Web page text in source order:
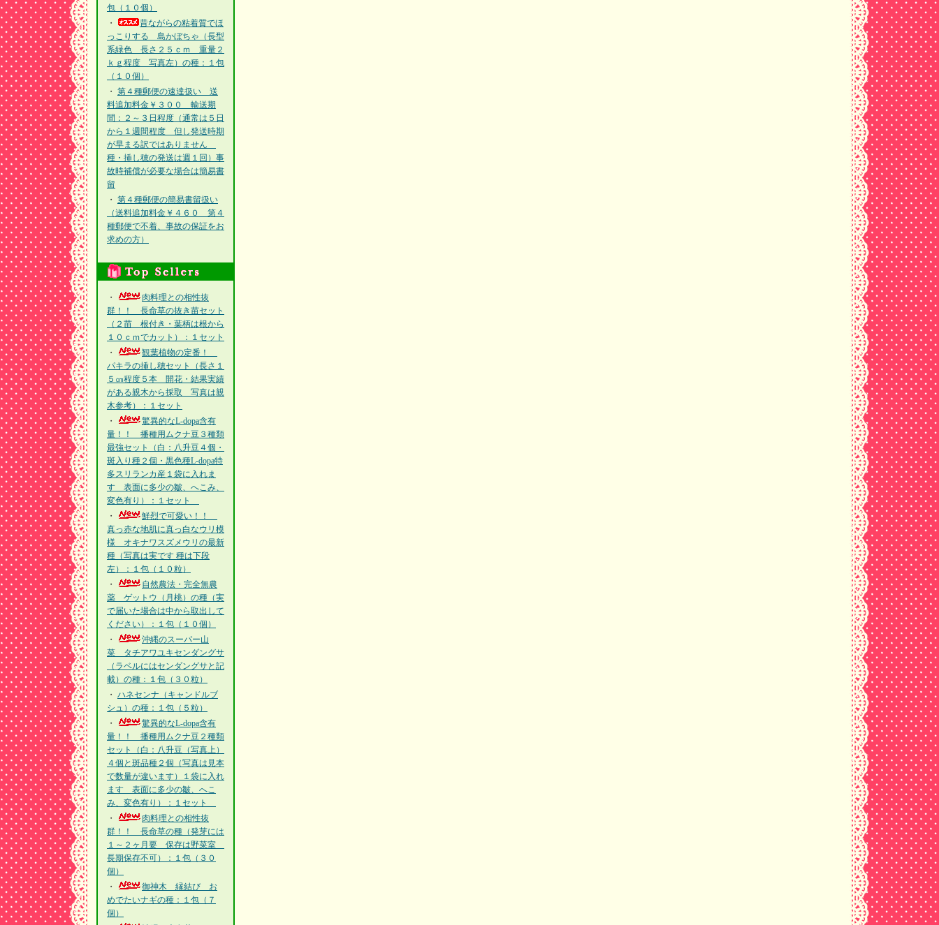
包（１０個）
・
昔ながらの粘着質でほ
っこりする 島かぼちゃ（長型
系緑色 長さ２５ｃｍ 重量２
ｋｇ程度 写真左）の種：１包
（１０個）
・ 第４種郵便の速達扱い 送
料追加料金￥３００ 輸送期
間：２～３日程度（通常は５日
から１週間程度 但し発送時期
が早まる訳ではありません
種・挿し穂の発送は週１回）事
故時補償が必要な場合は簡易書
留
・ 第４種郵便の簡易書留扱い
（送料追加料金￥４６０ 第４
種郵便で不着、事故の保証をお
求めの方）
・
肉料理との相性抜
群！！ 長命草の抜き苗セット
（２苗 根付き・葉柄は根から
１０ｃｍでカット）：１セット
・
観葉植物の定番！
パキラの挿し穂セット（長さ１
５㎝程度５本 開花・結果実績
がある親木から採取 写真は親
木参考）：１セット
・
驚異的なL-dopa含有
量！！ 播種用ムクナ豆３種類
最強セット（白：八升豆４個・
斑入り種２個・黒色種L-dopa特
多スリランカ産１袋に入れま
す 表面に多少の皺、へこみ、
変色有り）：１セット
・
鮮烈で可愛い！！
真っ赤な地肌に真っ白なウリ模
様 オキナワスズメウリの最新
種（写真は実です 種は下段
左）：１包（１０粒）
・
自然農法・完全無農
薬 ゲットウ（月桃）の種（実
で届いた場合は中から取出して
ください）：１包（１０個）
・
沖縄のスーパー山
菜 タチアワユキセンダングサ
（ラベルにはセンダングサと記
載）の種：１包（３０粒）
・ ハネセンナ（キャンドルブ
シュ）の種：１包（５粒）
・
驚異的なL-dopa含有
量！！ 播種用ムクナ豆２種類
セット（白：八升豆（写真上）
４個と斑品種２個（写真は見本
で数量が違います）１袋に入れ
ます 表面に多少の皺、へこ
み、変色有り）：１セット
・
肉料理との相性抜
群！！ 長命草の種（発芽には
１～２ヶ月要 保存は野菜室
長期保存不可）：１包（３０
個）
・
御神木 縁結び お
めでたいナギの種：１包（７
個）